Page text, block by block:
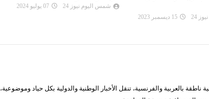
24 شمس اليوم نيوز 24 20 مارس 2024
بالعربية والفرنسية، تنقل الأخبار الوطنية والدولية بكل حياد وموضوعية،